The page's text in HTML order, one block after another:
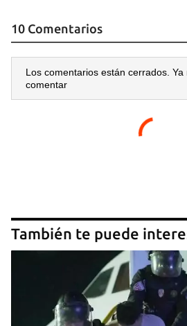
10 Comentarios
Los comentarios están cerrados. Ya
comentar
También te puede